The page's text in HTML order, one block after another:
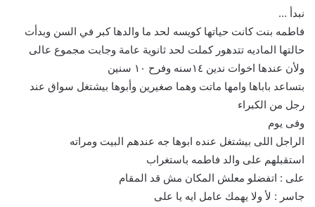
نبدأ …
فاطمه بنت كانت حياتها كويسه لحد ما والدها كبر في السن وبدأت
حالتها الماديه تتدهور كملت لحد ثانوية عامة وجابت مجموع عالى
ولأن عندها اخوات ندين ١٤سنه وفرح ١٠ سنين
بتساعد باباها وامها ماتت وهما صغيرين وأبوها بيشتغل سواق عند
رجل من الكبراء
وفى يوم
الراجل اللى بيشتغل عنده ابوها جه عندهم البيت ومراته
استقبلهم على والد فاطمه باستغراب
على : اتفضلو معلش المكان مش قد المقام
جاسر : لأ ولا يهمك عامل ايه يا على